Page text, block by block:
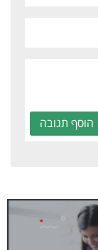
הוסף תגובה